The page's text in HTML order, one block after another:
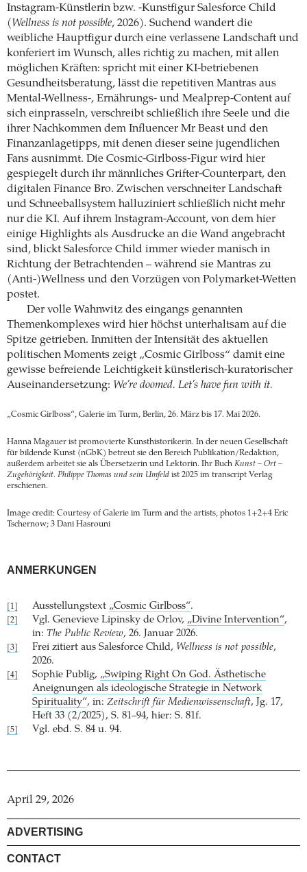
Instagram-Künstlerin bzw. -Kunstfigur Salesforce Child
( Wellness is not possible, 2026). Suchend wandert die
weibliche Hauptfigur durch eine verlassene Landschaft und
konferiert im Wunsch, alles richtig zu machen, mit allen
möglichen Kräften: spricht mit einer KI-betriebenen
Gesundheitsberatung, lässt die repetitiven Mantras aus
Mental-Wellness-, Ernährungs- und Mealprep-Content auf
sich einprasseln, verschreibt schließlich ihre Seele und die
ihrer Nachkommen dem Influencer Mr Beast und den
Finanzanlagetipps, mit denen dieser seine jugendlichen
Fans ausnimmt. Die Cosmic-Girlboss-Figur wird hier
gespiegelt durch ihr männliches Grifter-Counterpart, den
digitalen Finance Bro. Zwischen verschneiter Landschaft
und Schneeballsystem halluziniert schließlich nicht mehr
nur die KI. Auf ihrem Instagram-Account, von dem hier
einige Highlights als Ausdrucke an die Wand angebracht
sind, blickt Salesforce Child immer wieder manisch in
Richtung der Betrachtenden – während sie Mantras zu
(Anti-)Wellness und den Vorzügen von Polymarket-Wetten
postet.
Der volle Wahnwitz des eingangs genannten
Themenkomplexes wird hier höchst unterhaltsam auf die
Spitze getrieben. Inmitten der Intensität des aktuellen
politischen Moments zeigt „Cosmic Girlboss“ damit eine
gewisse befreiende Leichtigkeit künstlerisch-kuratorischer
Auseinandersetzung: We’re doomed. Let’s have fun with it.
„Cosmic Girlboss“, Galerie im Turm, Berlin, 26. März bis 17. Mai 2026.
Hanna Magauer ist promovierte Kunsthistorikerin. In der neuen Gesellschaft
für bildende Kunst (nGbK) betreut sie den Bereich Publikation/Redaktion,
außerdem arbeitet sie als Übersetzerin und Lektorin. Ihr Buch Kunst – Ort –
Zugehörigkeit. Philippe Thomas und sein Umfeld ist 2025 im transcript Verlag
erschienen.
Image credit: Courtesy of Galerie im Turm and the artists, photos 1+2+4 Eric
Tschernow; 3 Dani Hasrouni
ANMERKUNGEN
[1] Ausstellungstext „Cosmic Girlboss“.
[2] Vgl. Genevieve Lipinsky de Orlov, „Divine Intervention“,
in: The Public Review, 26. Januar 2026.
[3] Frei zitiert aus Salesforce Child, Wellness is not possible,
2026.
[4] Sophie Publig, „Swiping Right On God. Ästhetische
Aneignungen als ideologische Strategie in Network
Spirituality“, in: Zeitschrift für Medienwissenschaft, Jg. 17,
Heft 33 (2/2025), S. 81–94, hier: S. 81f.
[5] Vgl. ebd. S. 84 u. 94.
April 29, 2026
ADVERTISING
CONTACT